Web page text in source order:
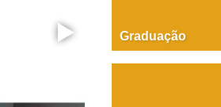
Graduação